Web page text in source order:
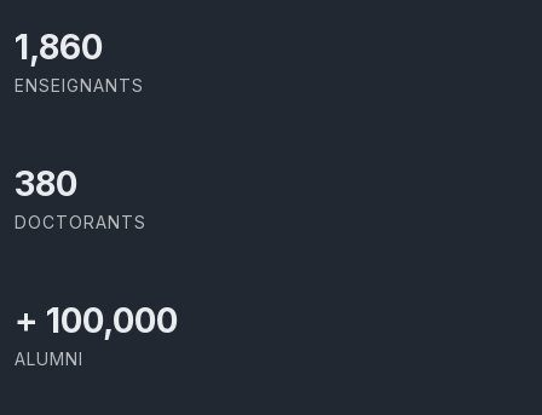
1,973
ENSEIGNANTS
403
DOCTORANTS
+ 100,000
ALUMNI